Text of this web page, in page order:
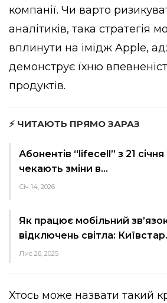
компанії. Чи варто
аналітиків, така стратегія
вплинути на імідж Apple,
демонструє їхню
продуктів.
⚡ ЧИТАЮТЬ ПРЯМО ЗАРАЗ
Абонентів “lifecell” з 21
чекають зміни в…
Січ 14, 2026
Як працює мобільний
відключень світла:
Лис 26, 2025
Хтось може назвати такий